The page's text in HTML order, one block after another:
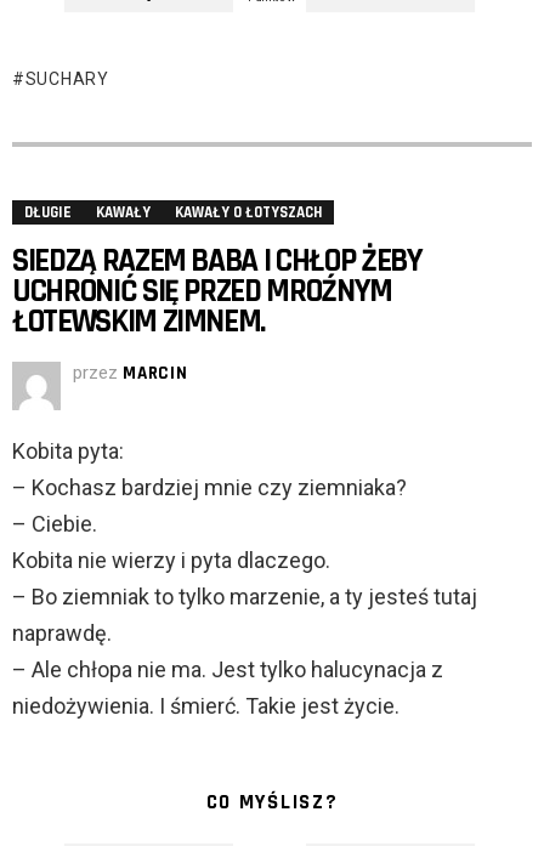
SUCHARY
DŁUGIE KAWAŁY KAWAŁY O ŁOTYSZACH
SIEDZĄ RAZEM BABA I CHŁOP ŻEBY
UCHRONIĆ SIĘ PRZED MROŹNYM
ŁOTEWSKIM ZIMNEM.
przez MARCIN
Kobita pyta:
– Kochasz bardziej mnie czy ziemniaka?
– Ciebie.
Kobita nie wierzy i pyta dlaczego.
– Bo ziemniak to tylko marzenie, a ty jesteś tutaj
naprawdę.
– Ale chłopa nie ma. Jest tylko halucynacja z
niedożywienia. I śmierć. Takie jest życie.
CO MYŚLISZ?